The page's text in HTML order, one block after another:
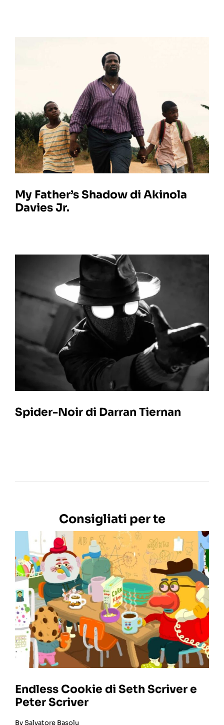
My Father’s Shadow di Akinola
Davies Jr.
Spider-Noir di Darran Tiernan
Consigliati per te
Endless Cookie di Seth Scriver e
Peter Scriver
BySalvatore Basolu